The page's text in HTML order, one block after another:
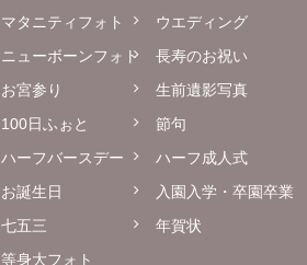
マタニティフォト
ニューボーンフォト
お宮参り
100日ふぉと
ハーフバースデー
お誕生日
七五三
等身大フォト
ウエディング
長寿のお祝い
生前遺影写真
節句
ハーフ成人式
入園入学・卒園卒業
年賀状